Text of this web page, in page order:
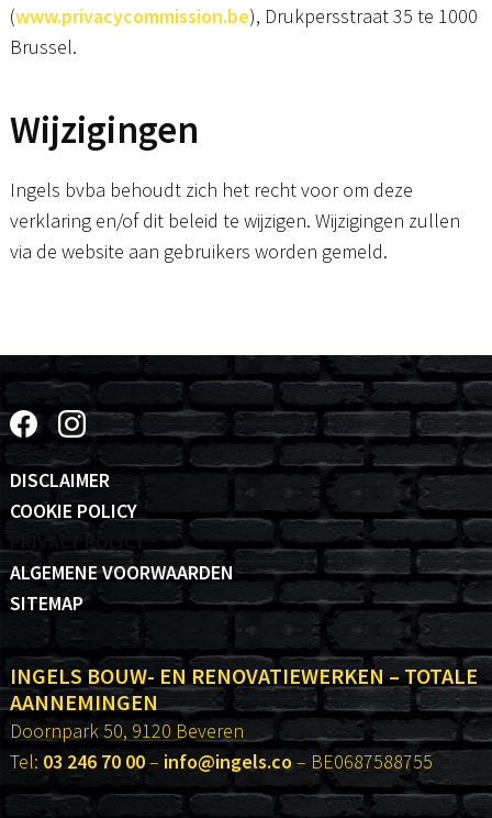
(www.privacycommission.be), Drukpersstraat 35 te 1000
Brussel.
Wijzigingen
Ingels bvba behoudt zich het recht voor om deze
verklaring en/of dit beleid te wijzigen. Wijzigingen zullen
via de website aan gebruikers worden gemeld.
DISCLAIMER
COOKIE POLICY
PRIVACY POLICY
ALGEMENE VOORWAARDEN
SITEMAP
INGELS BOUW- EN RENOVATIEWERKEN – TOTALE
AANNEMINGEN
Doornpark 50, 9120 Beveren
Tel: 03 246 70 00– info@ingels.co– BE0687588755